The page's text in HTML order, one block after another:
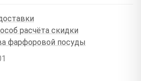
расчёта скидки
фарфоровой посуды